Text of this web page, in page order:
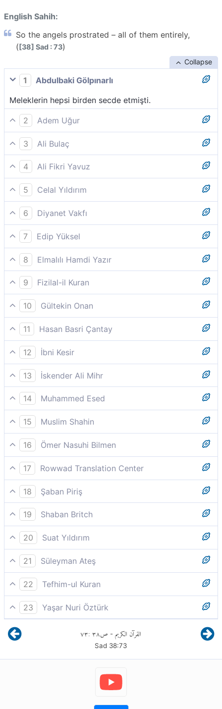
English Sahih:
So the angels prostrated – all of them entirely,
([38] Sad : 73)
Collapse
1
Abdulbaki Gölpınarlı
Meleklerin hepsi birden secde etmişti.
2
Adem Uğur
Bütün melekler toptan secde ettiler.
3
Ali Bulaç
Meleklerin hepsi topluca secde etti;
4
Ali Fikri Yavuz
Bunun üzerine meleklerin hepsi toptan secde ettiler.
5
Celal Yıldırım
(73-74) Bunun üzerine meleklerin hepsi birden secde
ettiler, ancak İblîs secde etmedi, büyüklük tasladı ve
kâfirlerden oldu.
6
Diyanet Vakfı
Bütün melekler toptan secde ettiler.
7
Edip Yüksel
Tüm melekler ona secdeye kapandı;
8
Elmalılı Hamdi Yazır
Bunun üzerine meleklerin hepsi toptan secde ettiler.
9
Fizilal-il Kuran
Meleklerin hepsi birden secde ettiler.
10
Gültekin Onan
Meleklerin hepsi topluca secde etti;
11
Hasan Basri Çantay
Bunun üzerine bütün melekler topdan secde etmiş,
12
İbni Kesir
Bütün melekler topluca secde ettiler.
13
İskender Ali Mihr
Bunun üzerine meleklerin hepsi birden secde etti.
14
Muhammed Esed
Bunun üzerine bütün melekler yere kapandılar,
15
Muslim Shahin
Bütün melekler toptan secde ettiler.
16
Ömer Nasuhi Bilmen
(73-74) Bunun üzerine melekler hepsi de cümleten
secde ediverdiler. İblis müstesna. O böbürlenmek
istedi ve kâfirlerden oldu.
17
Rowwad Translation Center
Meleklerin tümü hep birlikte secdeye kapandılar.
18
Şaban Piriş
Meleklerin hepsi topluca secde etmişti.
19
Shaban Britch
Meleklerin hepsi topluca secde etmişti.
20
Suat Yıldırım
Meleklerin hepsi secde ettiler.
21
Süleyman Ateş
Meleklerin hepsi tüm olarak secde ettiler.
22
Tefhim-ul Kuran
Meleklerin hepsi topluca secde etti;
23
Yaşar Nuri Öztürk
Bunun üzerine meleklerin hepsi toptan secde
etmişlerdi.
القرآن الكريم - ص٣٨:٧٣
Sad 38:73